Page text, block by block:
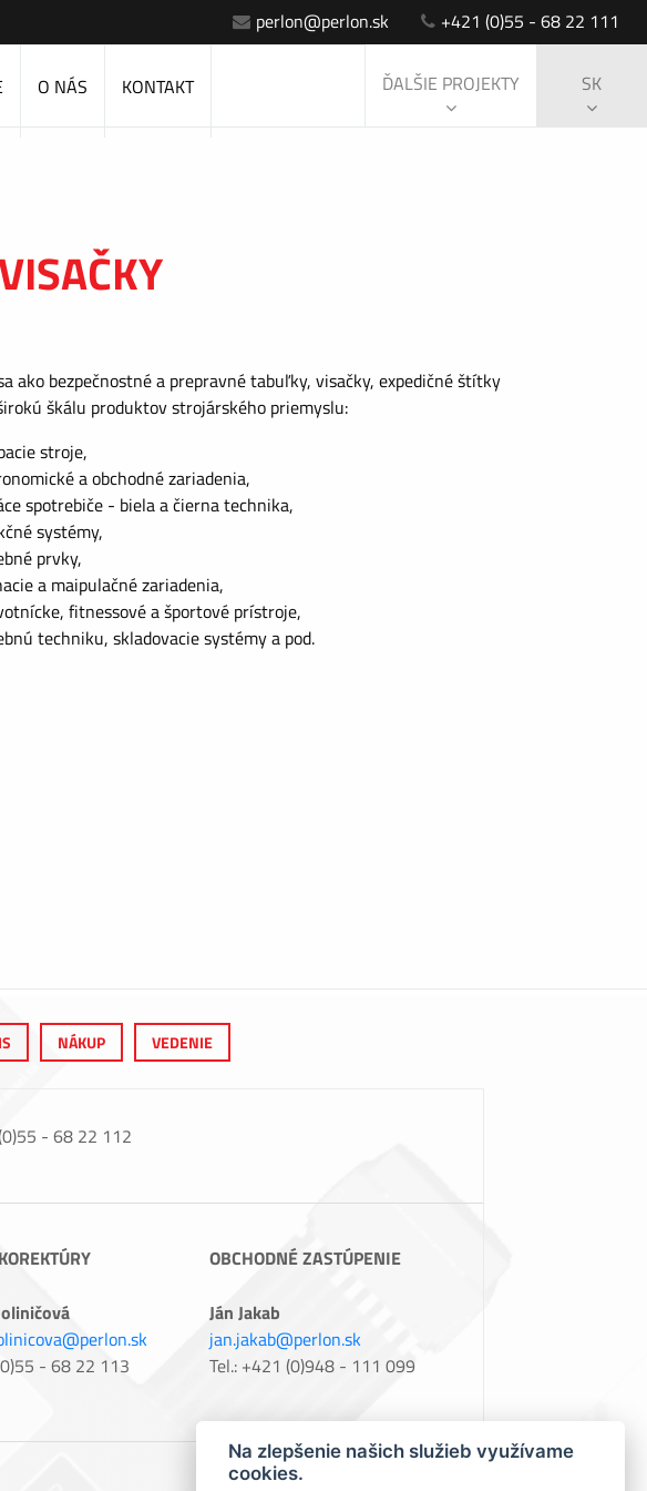
perlon@perlon.sk +421 (0)55 - 68 22 111
O NÁS KONTAKT ĎALŠIE PROJEKTY SK
ako bezpečnostné a prepravné tabuľky, visačky, expedičné štítky
škálu produktov strojárského priemyslu:
stroje,
a obchodné zariadenia,
spotrebiče - biela a čierna technika,
systémy,
prvky,
a maipulačné zariadenia,
fitnessové a športové prístroje,
techniku, skladovacie systémy a pod.
NÁKUP VEDENIE
- 68 22 112
- 68 22 113
OBCHODNÉ ZASTÚPENIE
Ján Jakab
jan.jakab@perlon.sk
Tel.: +421 (0)948 - 111 099
Na zlepšenie našich služieb využívame
cookies.